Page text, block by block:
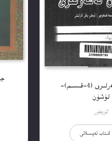
لۈشۈن ئەسەرلىرى (4-قىسىم)-
لۈشۈن
ئۇيغۇر
كىتاب تەپسىلاتى